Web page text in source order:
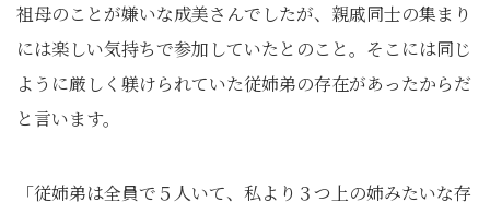
祖母のことが嫌いな成美さんでしたが、親戚同士の集まり
には楽しい気持ちで参加していたとのこと。そこには同じ
ように厳しく躾けられていた従姉弟の存在があったからだ
と言います。
「従姉弟は全員で５人いて、私より３つ上の姉みたいな存